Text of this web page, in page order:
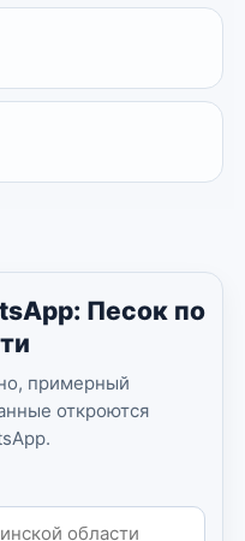
Песок по
примерный
откроются